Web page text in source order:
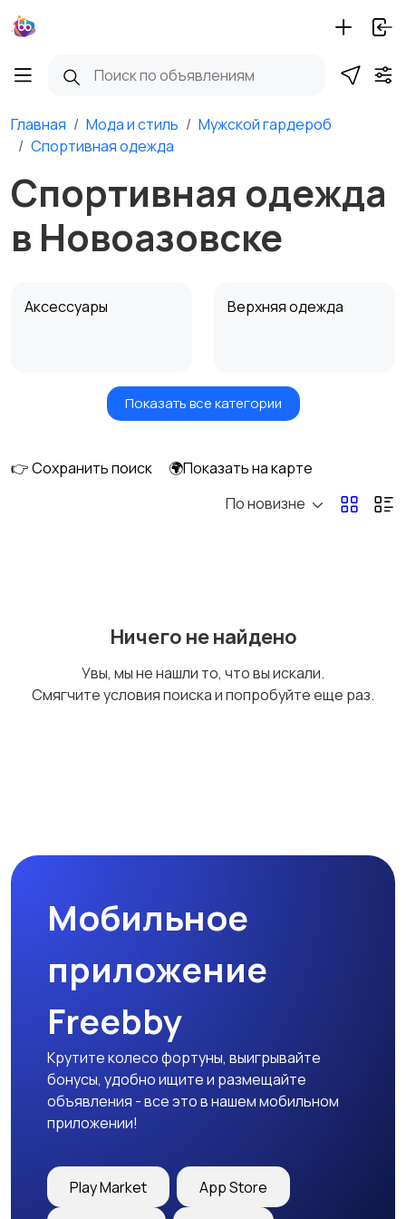
Главная Мода и стиль
Мужской гардероб
Спортивная одежда
Спортивная одежда
в Новоазовске
Аксессуары Верхняя одежда
Головные уборы Домашняя одежда
Нижнее белье
Футболки и поло Штаны и шорты
Другое
Показать все категории
👉 Сохранить поиск
🌍Показать на карте
По новизне
Ничего не найдено
Увы, мы не нашли то, что вы искали.
Смягчите условия поиска и попробуйте еще раз.
Мобильное
приложение
Freebby
Крутите колесо фортуны, выигрывайте
бонусы, удобно ищите и размещайте
объявления - все это в нашем мобильном
приложении!
Play Market App Store